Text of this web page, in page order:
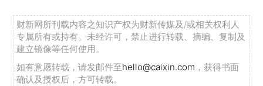
财新网所刊载内容之知识产权为财新传媒及/或相关权利人
专属所有或持有。未经许可，禁止进行转载、摘编、复制及
建立镜像等任何使用。
如有意愿转载，请发邮件至hello@caixin.com ，获得书面
确认及授权后，方可转载。